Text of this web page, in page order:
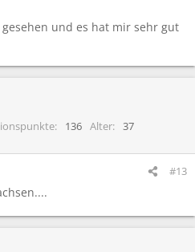
und es hat mir sehr gut
136 Alter
37
#13